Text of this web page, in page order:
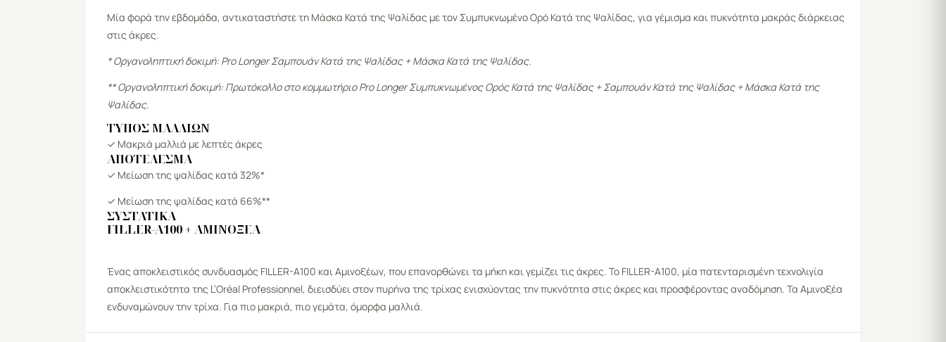
Μία φορά την εβδομάδα, αντικαταστήστε τη Μάσκα Κατά της Ψαλίδας με τον Συμπυκνωμένο Ορό Κατά της Ψαλίδας, για γέμισμα και πυκνότητα μακράς διάρκειας
στις άκρες.
* Οργανοληπτική δοκιμή: Pro Longer Σαμπουάν Κατά της Ψαλίδας + Μάσκα Κατά της Ψαλίδας.
** Οργανοληπτική δοκιμή: Πρωτόκολλο στο κομμωτήριο Pro Longer Συμπυκνωμένος Ορός Κατά της Ψαλίδας + Σαμπουάν Κατά της Ψαλίδας + Μάσκα Κατά της
Ψαλίδας.
ΤΥΠΟΣ ΜΑΛΛΙΩΝ
✓ Μακριά μαλλιά με λεπτές άκρες
ΑΠΟΤΕΛΕΣΜΑ
✓ Μείωση της ψαλίδας κατά 32%*
✓ Μείωση της ψαλίδας κατά 66%**
ΣΥΣΤΑΤΙΚΑ
FILLER-A100 + ΑΜΙΝΟΞΕΑ
Ένας αποκλειστικός συνδυασμός FILLER-A100 και Αμινοξέων, που επανορθώνει τα μήκη και γεμίζει τις άκρες. Το FILLER-A100, μία πατενταρισμένη τεχνολιγία
αποκλειστικότητα της L’Oréal Professionnel, διεισδύει στον πυρήνα της τρίχας ενισχύοντας την πυκνότητα στις άκρες και προσφέροντας αναδόμηση. Τα Αμινοξέα
ενδυναμώνουν την τρίχα. Για πιο μακριά, πιο γεμάτα, όμορφα μαλλιά.